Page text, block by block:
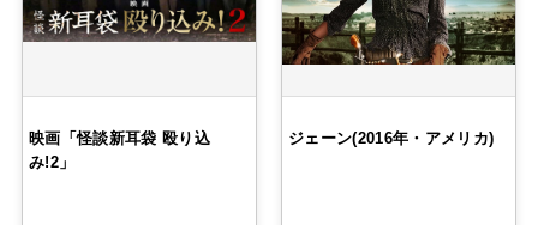
映画「怪談新耳袋 殴り込
み!2」
ジェーン(2016年・アメリカ)